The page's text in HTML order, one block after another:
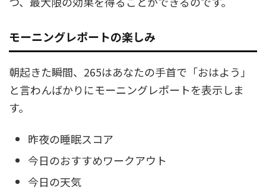
モーニングレポートの楽しみ
朝起きた瞬間、265はあなたの手首で「おはよう」
と言わんばかりにモーニングレポートを表示しま
す。
昨夜の睡眠スコア
今日のおすすめワークアウト
今日の天気